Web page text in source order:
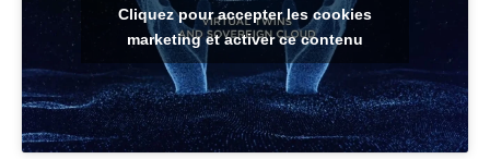
Cliquez pour accepter les cookies
marketing et activer ce contenu